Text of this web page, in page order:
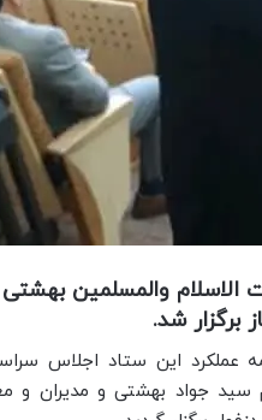
والمسلمین
برگزار شد.
عملکرد این ستاد اجلاس
جواد بهشتی و مدیران و